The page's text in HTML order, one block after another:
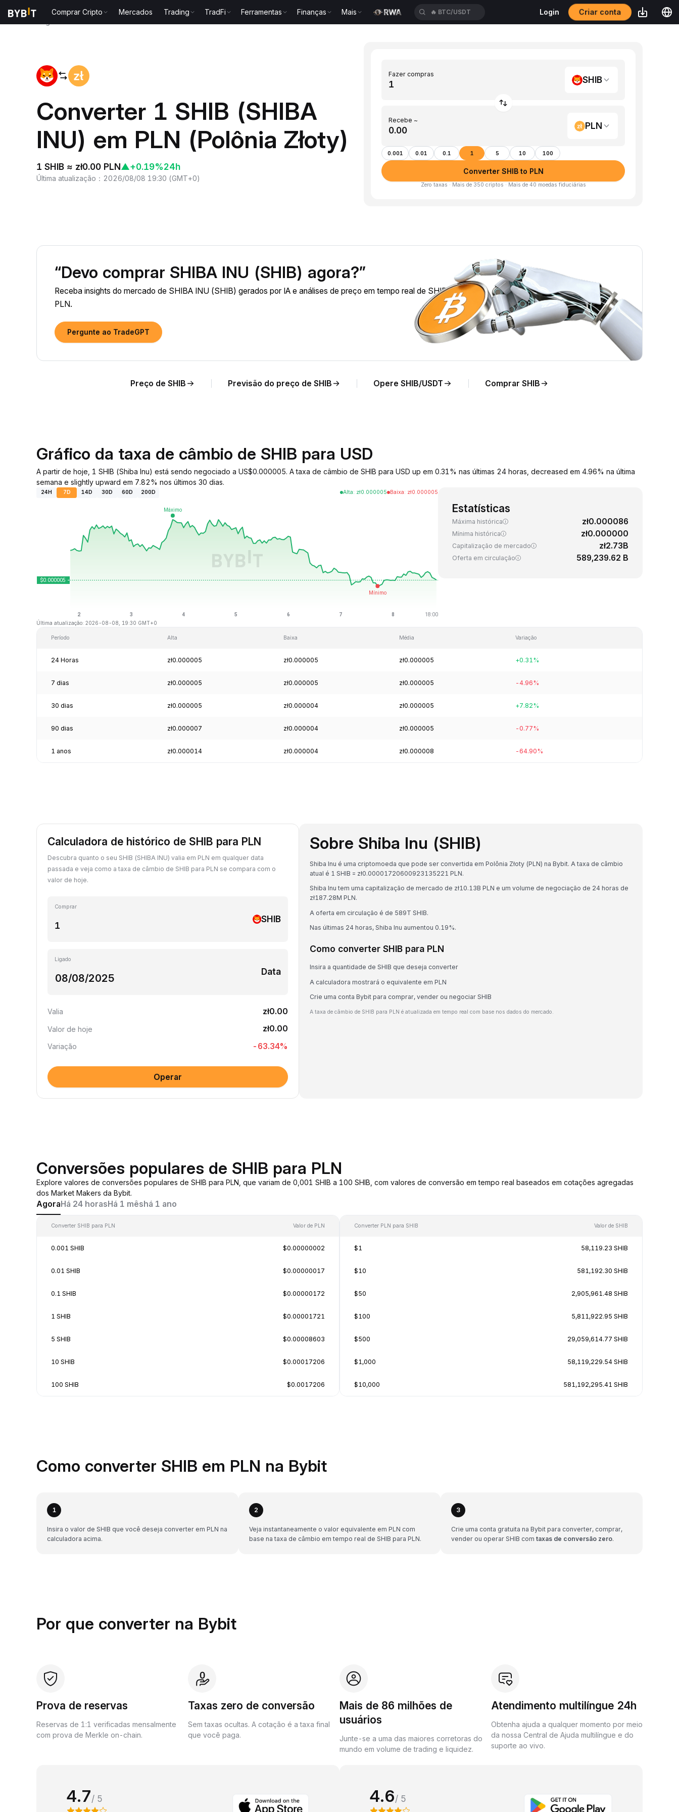
Comprar Cripto Mercados Trading TradFi Ferramentas Finanças Mais
🔥 TUTUSDT
Login Criar conta
Converter 1 SHIB (SHIBA
INU) em PLN (Polônia Złoty)
1 SHIB ≈ zł0.00 PLN▲+0.19%24h
Última atualização ： 2026/08/08 19:30 (GMT+0)
Fazer compras
SHIB
Recebe ~
PLN
0.001 0.01 0.1 1 5 10 100
Converter SHIB to PLN
Zero taxas · Mais de 350 criptos · Mais de 40 moedas fiduciárias
“Devo comprar SHIBA INU (SHIB) agora?”
Receba insights do mercado de SHIBA INU (SHIB) gerados por IA e análises de preço em tempo real de SHIB para
PLN.
Pergunte ao TradeGPT
Preço de SHIB Previsão do preço de SHIB Opere SHIB/USDT Comprar SHIB
Gráfico da taxa de câmbio de SHIB para USD
A partir de hoje, 1 SHIB (Shiba Inu) está sendo negociado a US$0.000005. A taxa de câmbio de SHIB para USD up em 0.31% nas últimas 24 horas, decreased em 4.96% na última
semana e slightly upward em 7.82% nos últimos 30 dias.
24H 7D 14D 30D 60D 200D Alta: zł0.000005 Baixa: zł0.000005
Última atualização: 2026-08-08, 19:30 GMT+0
Estatísticas
Máxima histórica zł0.000086
Mínima histórica zł0.000000
Capitalização de mercado zł2.73B
Oferta em circulação 589,239.62 B
Período Alta Baixa Média Variação
24 Horas zł0.000005 zł0.000005 zł0.000005 +0.31%
7 dias zł0.000005 zł0.000005 zł0.000005 -4.96%
30 dias zł0.000005 zł0.000004 zł0.000005 +7.82%
90 dias zł0.000007 zł0.000004 zł0.000005 -0.77%
1 anos zł0.000014 zł0.000004 zł0.000008 -64.90%
Calculadora de histórico de SHIB para PLN
Descubra quanto o seu SHIB (SHIBA INU) valia em PLN em qualquer data
passada e veja como a taxa de câmbio de SHIB para PLN se compara com o
valor de hoje.
Comprar
SHIB
Ligado
Data
Valia zł0.00
Valor de hoje zł0.00
Variação -63.34%
Operar
Sobre Shiba Inu (SHIB)
Shiba Inu é uma criptomoeda que pode ser convertida em Polônia Złoty (PLN) na Bybit. A taxa de câmbio
atual é 1 SHIB = zł0.00001720600923135221 PLN.
Shiba Inu tem uma capitalização de mercado de zł10.13B PLN e um volume de negociação de 24 horas de
zł187.28M PLN.
A oferta em circulação é de 589T SHIB.
Nas últimas 24 horas, Shiba Inu aumentou 0.19%.
Como converter SHIB para PLN
Insira a quantidade de SHIB que deseja converter
A calculadora mostrará o equivalente em PLN
Crie uma conta Bybit para comprar, vender ou negociar SHIB
A taxa de câmbio de SHIB para PLN é atualizada em tempo real com base nos dados do mercado.
Conversões populares de SHIB para PLN
Explore valores de conversões populares de SHIB para PLN, que variam de 0,001 SHIB a 100 SHIB, com valores de conversão em tempo real baseados em cotações agregadas
dos Market Makers da Bybit.
AgoraHá 24 horasHá 1 mêshá 1 ano
Converter SHIB para PLN Valor de PLN
0.001 SHIB $0.00000002
0.01 SHIB $0.00000017
0.1 SHIB $0.00000172
1 SHIB $0.00001721
5 SHIB $0.00008603
10 SHIB $0.00017206
100 SHIB $0.0017206
Converter PLN para SHIB Valor de SHIB
$1 58,119.23 SHIB
$10 581,192.30 SHIB
$50 2,905,961.48 SHIB
$100 5,811,922.95 SHIB
$500 29,059,614.77 SHIB
$1,000 58,119,229.54 SHIB
$10,000 581,192,295.41 SHIB
Como converter SHIB em PLN na Bybit
1
Insira o valor de SHIB que você deseja converter em PLN na
calculadora acima.
2
Veja instantaneamente o valor equivalente em PLN com
base na taxa de câmbio em tempo real de SHIB para PLN.
3
Crie uma conta gratuita na Bybit para converter, comprar,
vender ou operar SHIB com taxas de conversão zero.
Por que converter na Bybit
Prova de reservas
Reservas de 1:1 verificadas mensalmente
com prova de Merkle on-chain.
Taxas zero de conversão
Sem taxas ocultas. A cotação é a taxa final
que você paga.
Mais de 86 milhões de
usuários
Junte-se a uma das maiores corretoras do
mundo em volume de trading e liquidez.
Atendimento multilíngue 24h
Obtenha ajuda a qualquer momento por meio
da nossa Central de Ajuda multilíngue e do
suporte ao vivo.
4.7/ 5 4.6/ 5